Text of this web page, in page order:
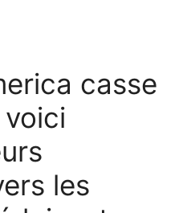
casse
les